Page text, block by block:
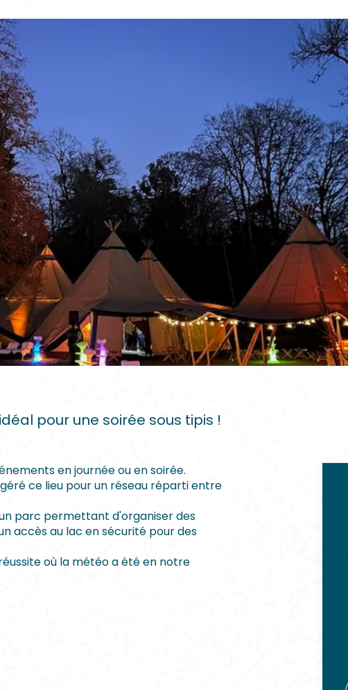
pour une soirée sous tipis !
en journée ou en soirée.
ce lieu pour un réseau réparti entre
parc permettant d'organiser des
accès au lac en sécurité pour des
où la météo a été en notre